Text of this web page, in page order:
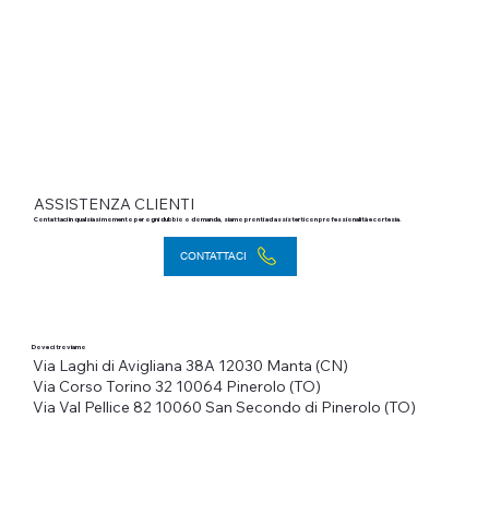
Contattaci in qualsiasi momento per ogni dubbio o domanda, siamo pronti ad assisterti con professionalità e cortesia.
CONTATTACI
ASSISTENZA CLIENTI
Dove ci troviamo
Via Laghi di Avigliana 38A 12030 Manta (CN)
Via Val Pellice 82 10060 San Secondo di Pinerolo (TO)
Via Corso Torino 32 10064 Pinerolo (TO)